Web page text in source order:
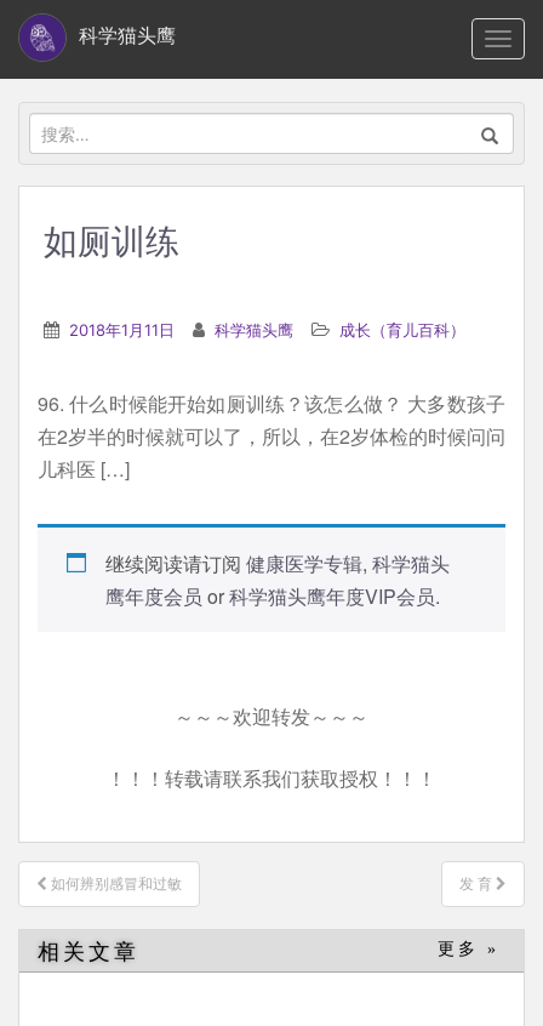
i
科学猫头鹰
搜
索：
如厕训练
2018年1月11日 科学猫头鹰 成长（育儿百科）
96. 什么时候能开始如厕训练？该怎么做？ 大多数孩子
在2岁半的时候就可以了，所以，在2岁体检的时候问问
儿科医 […]
继续阅读请订阅 健康医学专辑, 科学猫头
鹰年度会员 or科学猫头鹰年度VIP会员.
～～～欢迎转发～～～
！！！转载请联系我们获取授权！！！
文
章
导
航
如何辨别感冒和过敏 发 育
相关文章 更多 »